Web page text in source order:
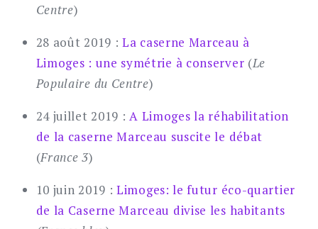
Centre)
28 août 2019 : La caserne Marceau à
Limoges : une symétrie à conserver (Le
Populaire du Centre)
24 juillet 2019 :A Limoges la réhabilitation
de la caserne Marceau suscite le débat
(France 3)
10 juin 2019 : Limoges: le futur éco-quartier
de la Caserne Marceau divise les habitants